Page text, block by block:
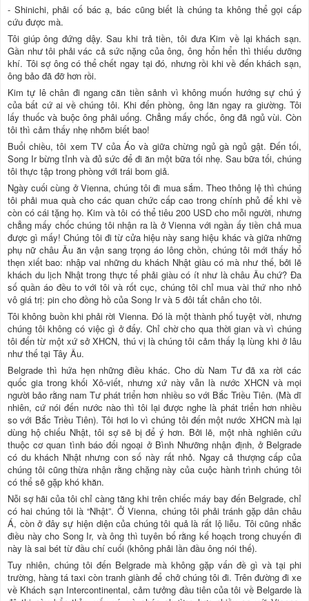
- Shinichi, phải cố bác ạ, bác cũng biết là chúng ta không thể gọi cấp
cứu được mà.
Tôi giúp ông đứng dậy. Sau khi trả tiền, tôi đưa Kim về lại khách sạn.
Gần như tôi phải vác cả sức nặng của ông, ông hổn hển thì thiếu dưỡng
khí. Tôi sợ ông có thể chết ngay tại đó, nhưng rồi khi về đến khách sạn,
ông bảo đã đỡ hơn rồi.
Kim tự lê chân đi ngang căn tiền sảnh vì không muốn hướng sự chú ý
của bất cứ ai về chúng tôi. Khi đến phòng, ông lăn ngay ra giường. Tôi
lấy thuốc và buộc ông phải uống. Chẳng mấy chốc, ông đã ngủ vùi. Còn
tôi thì cảm thấy nhẹ nhõm biết bao!
Buổi chiều, tôi xem TV của Áo và giữa chừng ngủ gà ngủ gật. Đến tối,
Song Ir bừng tỉnh và đủ sức để đi ăn một bữa tối nhẹ. Sau bữa tối, chúng
tôi thực tập trong phòng với trái bom giả.
Ngày cuối cùng ở Vienna, chúng tôi đi mua sắm. Theo thông lệ thì chúng
tôi phải mua quà cho các quan chức cấp cao trong chính phủ để khi về
còn có cái tặng họ. Kim và tôi có thể tiêu 200 USD cho mỗi người, nhưng
chẳng mấy chốc chúng tôi nhận ra là ở Vienna với ngần ấy tiền chả mua
được gì mấy! Chúng tôi đi từ cửa hiệu này sang hiệu khác và giữa những
phụ nữ châu Âu ăn vận sang trọng áo lông chồn, chúng tôi mới thấy hổ
thẹn xiết bao: nhập vai những du khách Nhật giàu có mà như thế, bởi lẽ
khách du lịch Nhật trong thực tế phải giàu có ít như là châu Âu chứ? Đa
số quần áo đều to với tôi và rốt cục, chúng tôi chỉ mua vài thứ nho nhỏ
vô giá trị: pin cho đồng hồ của Song Ir và 5 đôi tất chân cho tôi.
Tôi không buồn khi phải rời Vienna. Đó là một thành phố tuyệt vời, nhưng
chúng tôi không có việc gì ở đấy. Chỉ chờ cho qua thời gian và vì chúng
tôi đến từ một xứ sở XHCN, thú vị là chúng tôi cảm thấy lạ lùng khi ở lâu
như thế tại Tây Âu.
Belgrade thì hứa hẹn những điều khác. Cho dù Nam Tư đã xa rời các
quốc gia trong khối Xô-viết, nhưng xứ này vẫn là nước XHCN và mọi
người bảo rằng nam Tư phát triển hơn nhiều so với Bắc Triều Tiên. (Mà dĩ
nhiên, cứ nói đến nước nào thì tôi lại được nghe là phát triển hơn nhiều
so với Bắc Triều Tiên). Tôi hơi lo vì chúng tôi đến một nước XHCN mà lại
dùng hộ chiếu Nhật, tôi sợ sẽ bị để ý hơn. Bởi lẽ, một nhà nghiên cứu
thuộc cơ quan tình báo đối ngoại ở Bình Nhưỡng nhận định, ở Belgrade
có du khách Nhật nhưng con số này rất nhỏ. Ngay cả thượng cấp của
chúng tôi cũng thừa nhận rằng chặng này của cuộc hành trình chúng tôi
có thể sẽ gặp khó khăn.
Nỗi sợ hãi của tôi chỉ càng tăng khi trên chiếc máy bay đến Belgrade, chỉ
có hai chúng tôi là “Nhật”. Ở Vienna, chúng tôi phải tránh gặp dân châu
Á, còn ở đây sự hiện diện của chúng tôi quả là rất lộ liễu. Tôi cũng nhắc
điều này cho Song Ir, và ông thì tuyên bố rằng kế hoạch trong chuyến đi
này là sai bét từ đầu chí cuối (không phải lần đầu ông nói thế).
Tuy nhiên, chúng tôi đến Belgrade mà không gặp vấn đề gì và tại phi
trường, hàng tá taxi còn tranh giành để chở chúng tôi đi. Trên đường đi xe
về Khách sạn Intercontinental, cảm tưởng đầu tiên của tôi về Belgarde là